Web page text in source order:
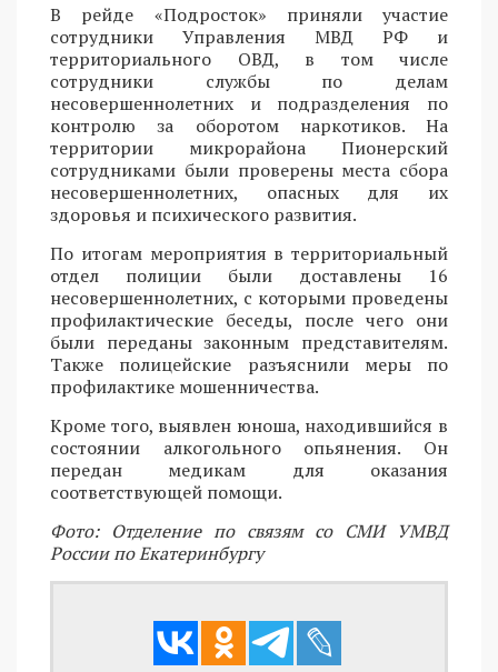
В рейде «Подросток» приняли участие
сотрудники Управления МВД РФ и
территориального ОВД, в том числе
сотрудники службы по делам
несовершеннолетних и подразделения по
контролю за оборотом наркотиков. На
территории микрорайона Пионерский
сотрудниками были проверены места сбора
несовершеннолетних, опасных для их
здоровья и психического развития.
По итогам мероприятия в территориальный
отдел полиции были доставлены 16
несовершеннолетних, с которыми проведены
профилактические беседы, после чего они
были переданы законным представителям.
Также полицейские разъяснили меры по
профилактике мошенничества.
Кроме того, выявлен юноша, находившийся в
состоянии алкогольного опьянения. Он
передан медикам для оказания
соответствующей помощи.
Фото: Отделение по связям со СМИ УМВД
России по Екатеринбургу